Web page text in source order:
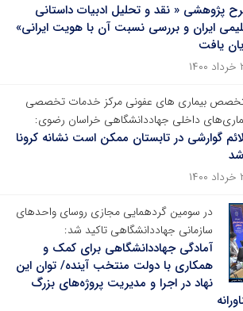
پژوهشی « نقد و تحلیل ادبیات داستانی
ایران و بررسی نسبت آن با هویت ایرانی»
یافت
بیماری های عفونی مرکز خدمات تخصصی
داخلی جهاددانشگاهی خراسان رضوی:
گوارشی در تابستان ممکن است نشانه کرونا
در سومین گردهمایی مجازی روسای واحدهای
سازمانی جهاددانشگاهی تاکید شد:
آمادگی جهاددانشگاهی برای کمک و
همکاری با دولت منتخب آینده/ توان این
نهاد در اجرا و مدیریت پروژه‌های بزرگ